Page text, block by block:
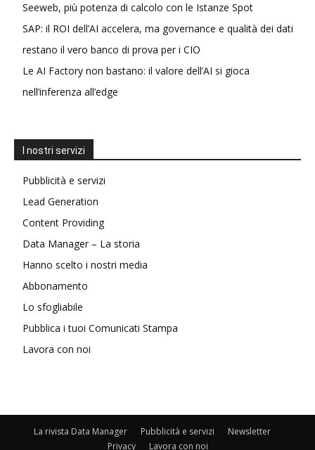
Seeweb, più potenza di calcolo con le Istanze Spot
SAP: il ROI dell’AI accelera, ma governance e qualità dei dati
restano il vero banco di prova per i CIO
Le AI Factory non bastano: il valore dell’AI si gioca
nell’inferenza all’edge
I nostri servizi
Pubblicità e servizi
Lead Generation
Content Providing
Data Manager – La storia
Hanno scelto i nostri media
Abbonamento
Lo sfogliabile
Pubblica i tuoi Comunicati Stampa
Lavora con noi
La rivista Data Manager Pubblicità e servizi
Newsletter
Privacy
Lavora con noi